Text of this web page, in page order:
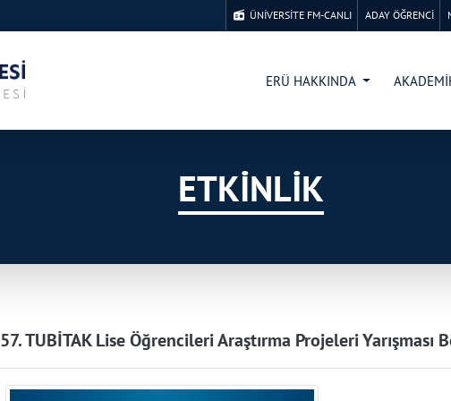
ÜNİVERSİTE FM-CANLI ADAY ÖĞRENCİ
ERÜ HAKKINDA
ETKİNLİK
57. TUBİTAK Lise Öğrencileri Araştırma Projeleri Yarışması